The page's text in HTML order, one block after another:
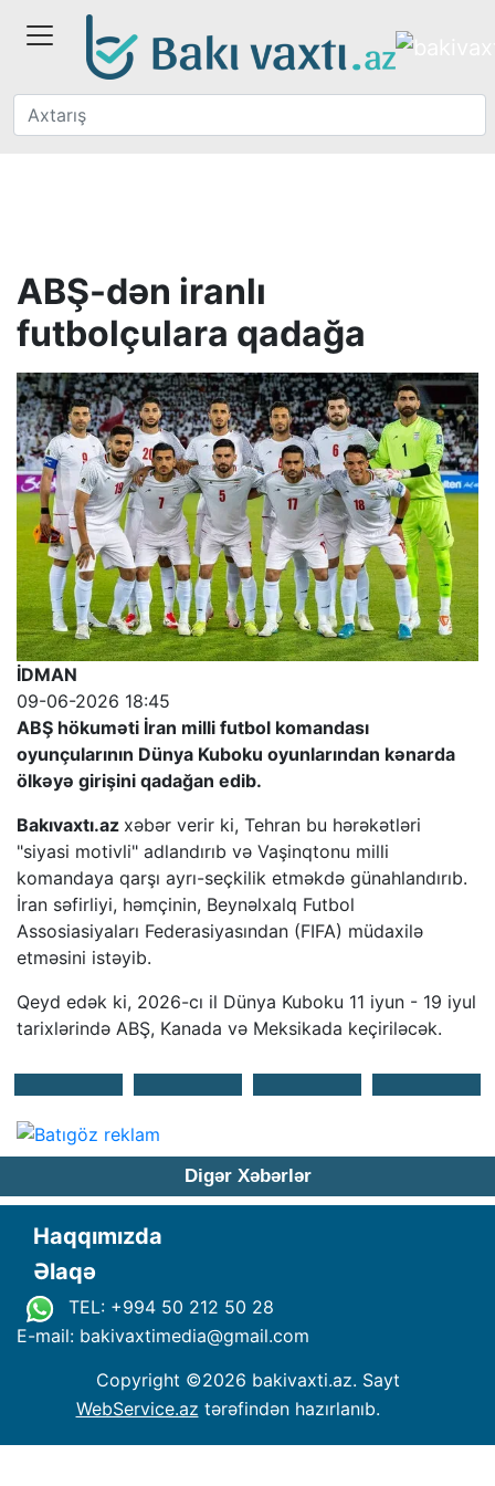
ABŞ-dən iranlı
futbolçulara qadağa
İDMAN
09-06-2026 18:45
ABŞ hökuməti İran milli futbol komandası
oyunçularının Dünya Kuboku oyunlarından kənarda
ölkəyə girişini qadağan edib.
Bakıvaxtı.az xəbər verir ki, Tehran bu hərəkətləri
"siyasi motivli" adlandırıb və Vaşinqtonu milli
komandaya qarşı ayrı-seçkilik etməkdə günahlandırıb.
İran səfirliyi, həmçinin, Beynəlxalq Futbol
Assosiasiyaları Federasiyasından (FIFA) müdaxilə
etməsini istəyib.
Qeyd edək ki, 2026-cı il Dünya Kuboku 11 iyun - 19 iyul
tarixlərində ABŞ, Kanada və Meksikada keçiriləcək.
Digər Xəbərlər
Haqqımızda
Əlaqə
TEL: +994 50 212 50 28
E-mail: bakivaxtimedia@gmail.com
Copyright ©2026 bakivaxti.az. Sayt
WebService.az tərəfindən hazırlanıb.